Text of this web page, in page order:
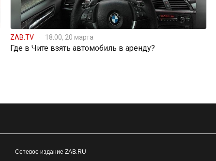
ZAB.TV 18:00, 20 марта
Где в Чите взять автомобиль в аренду?
Сетевое издание ZAB.RU